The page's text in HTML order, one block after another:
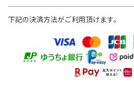
下記の決済方法がご利用頂けます。